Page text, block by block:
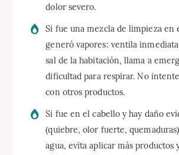
dolor severo.
Si fue una mezcla de limpieza en
generó vapores: ventila
sal de la habitación, llama a
dificultad para respirar. No
con otros productos.
Si fue en el cabello y hay daño
(quiebre, olor fuerte,
agua, evita aplicar más productos